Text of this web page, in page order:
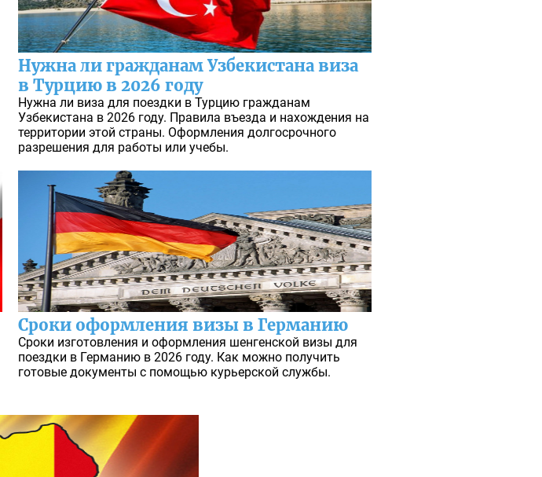
Нужна ли гражданам Узбекистана виза
в Турцию в 2026 году
Нужна ли виза для поездки в Турцию гражданам
Узбекистана в 2026 году. Правила въезда и нахождения на
территории этой страны. Оформления долгосрочного
разрешения для работы или учебы.
Сроки оформления визы в Германию
Сроки изготовления и оформления шенгенской визы для
поездки в Германию в 2026 году. Как можно получить
готовые документы с помощью курьерской службы.